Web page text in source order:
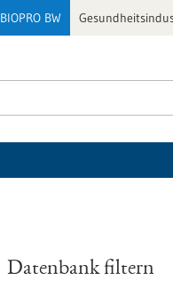
BIOPRO BW
Datenbank filtern